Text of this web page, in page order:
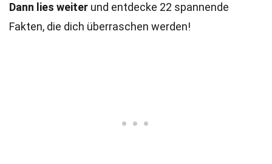
Dann lies weiter und entdecke 22 spannende
Fakten, die dich überraschen werden!